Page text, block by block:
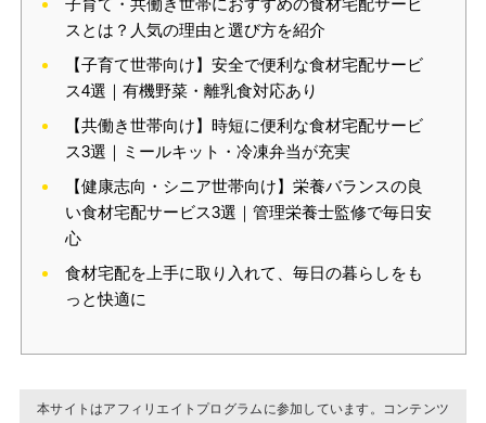
子育て・共働き世帯におすすめの食材宅配サービ
スとは？人気の理由と選び方を紹介
【子育て世帯向け】安全で便利な食材宅配サービ
ス4選｜有機野菜・離乳食対応あり
【共働き世帯向け】時短に便利な食材宅配サービ
ス3選｜ミールキット・冷凍弁当が充実
【健康志向・シニア世帯向け】栄養バランスの良
い食材宅配サービス3選｜管理栄養士監修で毎日安
心
食材宅配を上手に取り入れて、毎日の暮らしをも
っと快適に
本サイトはアフィリエイトプログラムに参加しています。コンテンツ